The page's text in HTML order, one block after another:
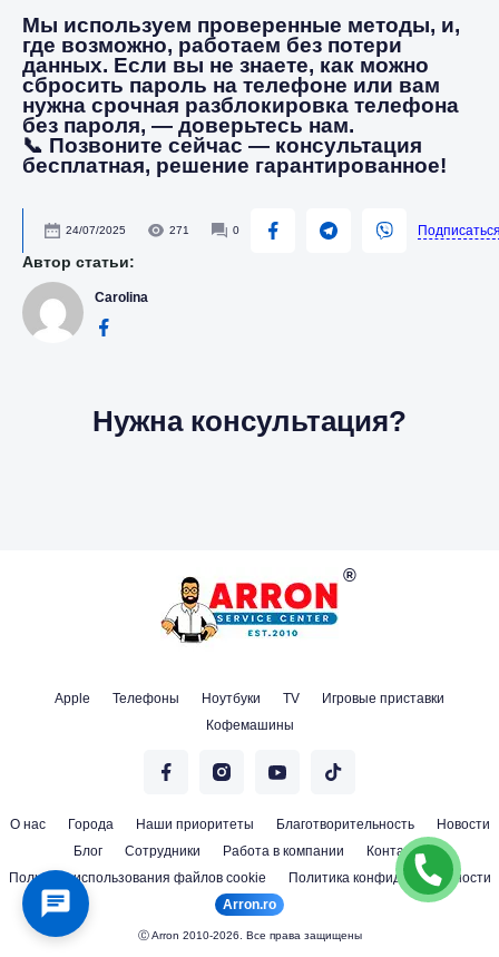
Мы используем проверенные методы, и,
где возможно, работаем без потери
данных. Если вы не знаете, как можно
сбросить пароль на телефоне или вам
нужна срочная разблокировка телефона
без пароля, — доверьтесь нам.
📞 Позвоните сейчас — консультация
бесплатная, решение гарантированное!
24/07/2025 271 0
Автор статьи:
Carolina
Нужна консультация?
Apple Телефоны Ноутбуки TV
Игровые приставки
Кофемашины
О нас Города Наши приоритеты Благотворительность
Новости
Блог
Сотрудники Работа в компании
Контакты
Политика использования файлов cookie
Политика конфиденциальности
Arron.ro
Ⓒ Arron 2010-2026. Все права защищены